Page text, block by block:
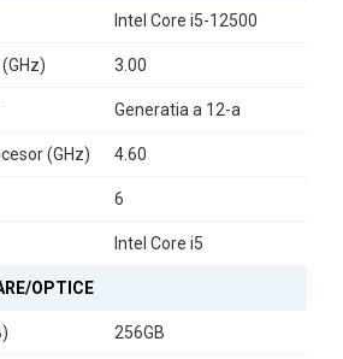
A (10Gbps)
facilitează integrarea cu diverse
flexibilitate maximă utilizatorului.
adaugă și un aspect modern biroului
pentru utilizatorii care apreciază un
Intel Core i5-12500
3.00
Generatia a 12-a
(GHz) 4.60
6
Intel Core i5
OPTICE
256GB